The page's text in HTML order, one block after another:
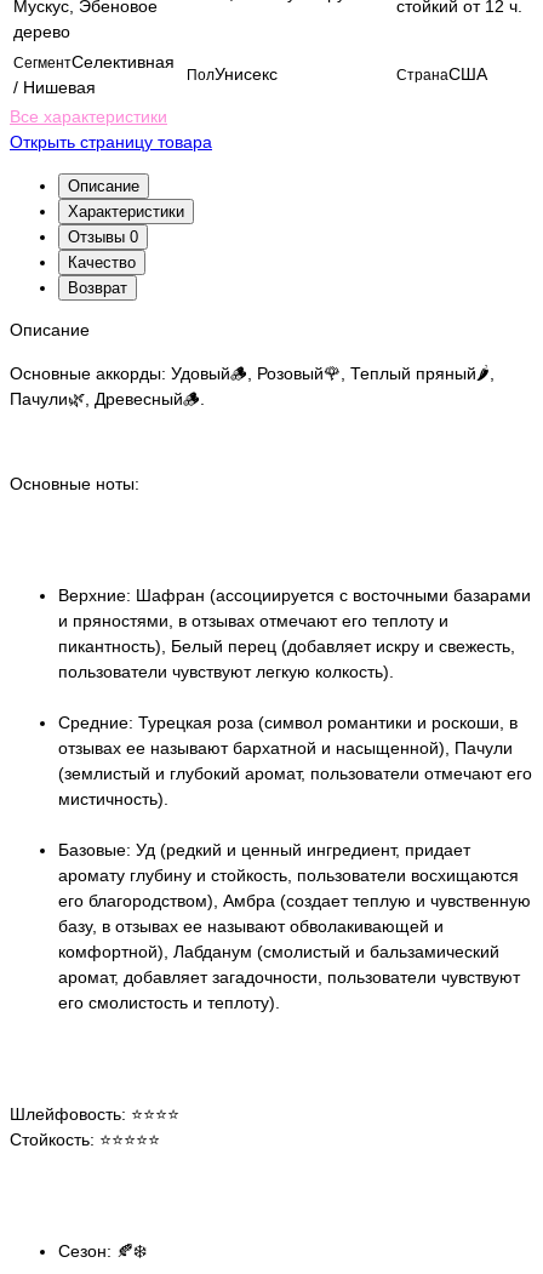
Мускус, Эбеновое
дерево
стойкий от 12 ч.
СегментСелективная
/ Нишевая
ПолУнисекс СтранаСША
Все характеристики
Открыть страницу товара
Описание
Характеристики
Отзывы 0
Качество
Возврат
Описание
Основные аккорды: Удовый🪵, Розовый🌹, Теплый пряный🌶️,
Пачули🌿, Древесный🪵.
Основные ноты:
Верхние: Шафран (ассоциируется с восточными базарами
и пряностями, в отзывах отмечают его теплоту и
пикантность), Белый перец (добавляет искру и свежесть,
пользователи чувствуют легкую колкость).
Средние: Турецкая роза (символ романтики и роскоши, в
отзывах ее называют бархатной и насыщенной), Пачули
(землистый и глубокий аромат, пользователи отмечают его
мистичность).
Базовые: Уд (редкий и ценный ингредиент, придает
аромату глубину и стойкость, пользователи восхищаются
его благородством), Амбра (создает теплую и чувственную
базу, в отзывах ее называют обволакивающей и
комфортной), Лабданум (смолистый и бальзамический
аромат, добавляет загадочности, пользователи чувствуют
его смолистость и теплоту).
Шлейфовость: ⭐️⭐️⭐️⭐️
Стойкость: ⭐️⭐️⭐️⭐️⭐️
Сезон: 🍂❄️